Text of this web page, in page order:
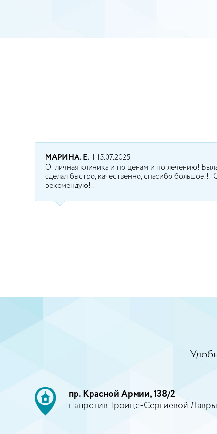
МАРИНА. Е.
| 15.07.2025
Отличная клиника и по ценам и по лечению! Была
сделал быстро, качественно, спасибо большое!!!
рекомендую!!!
пр. Красной Армии, 138/2
напротив Троице-Сергиевой Лавры